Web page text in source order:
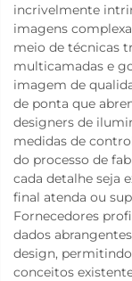
incrivelmente
imagens
meio de técnicas
multicamadas e
imagem de
de ponta que
designers de
medidas de
do processo de
cada detalhe seja
final atenda ou
Fornecedores
dados
design,
conceitos